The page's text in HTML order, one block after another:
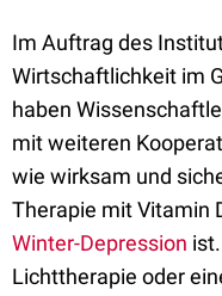
Im Auftrag des
Wirtschaftlichkeit im
haben
mit weiteren
wie wirksam und
Therapie mit Vitamin
Winter-Depression
Lichttherapie oder